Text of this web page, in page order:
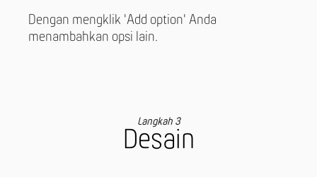
Dengan mengklik 'Add option' Anda
menambahkan opsi lain.
Langkah 3
Desain